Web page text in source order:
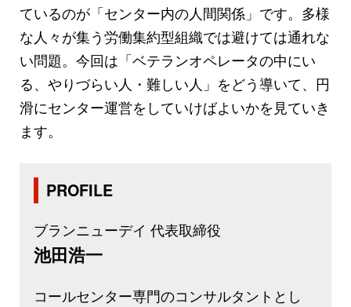
ているのが「センター内の人間関係」です。多様
な人々が集う労働集約型組織では避けては通れな
い問題。今回は「ベテランオペレータの中にい
る、やりづらい人・難しい人」をどう導いて、円
滑にセンター運営をしていけばよいかを見ていき
ます。
PROFILE
ブランニューデイ 代表取締役
池田浩一
コールセンター専門のコンサルタントとし